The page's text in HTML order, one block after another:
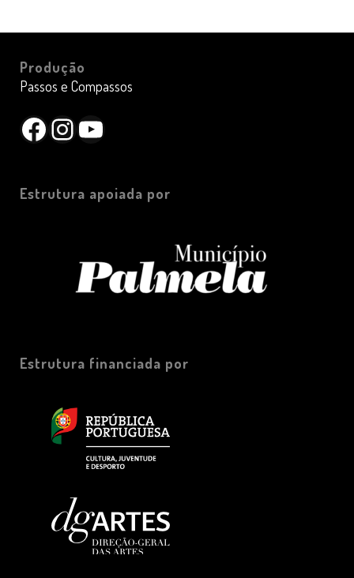
Produção
Passos e Compassos
Facebook
Instagram
YouTube
Estrutura apoiada por
Estrutura financiada por